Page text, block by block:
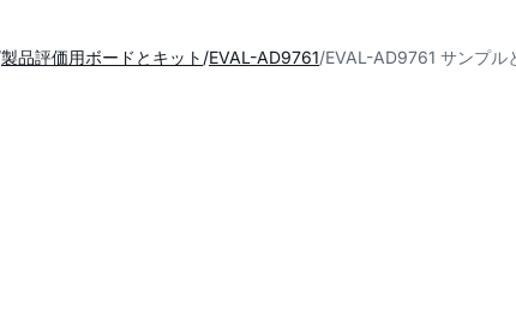
製品評価用ボードとキット EVAL-AD9761 EVAL-AD9761 サンプル